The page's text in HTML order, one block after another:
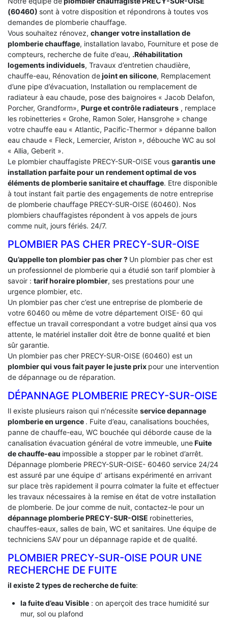
(60460) sont à votre disposition et répondrons à toutes vos
demandes de plomberie chauffage.
Vous souhaitez rénovez, changer votre installation de
plomberie chauffage, installation lavabo, Fourniture et pose de
compteurs, recherche de fuite d’eau, .Réhabilitation
logements individuels, Travaux d’entretien chaudière,
chauffe-eau, Rénovation dejoint en silicone, Remplacement
d’une pipe d’évacuation, Installation ou remplacement de
radiateur à eau chaude, pose des baignoires « Jacob Delafon,
Porcher, Grandform», Purge et contrôle radiateurs , remplace
les robinetteries « Grohe, Ramon Soler, Hansgrohe » change
votre chauffe eau « Atlantic, Pacific-Thermor » dépanne ballon
eau chaude « Fleck, Lemercier, Ariston », débouche WC au sol
« Allia, Geberit ».
Le plombier chauffagiste PRECY-SUR-OISE vous garantis une
installation parfaite pour un rendement optimal de vos
éléments de plomberie sanitaire et chauffage. Etre disponible
à tout instant fait partie des engagements de notre entreprise
de plomberie chauffage PRECY-SUR-OISE (60460). Nos
plombiers chauffagistes répondent à vos appels de jours
comme nuit, jours fériés. 24/7.
PLOMBIER PAS CHER PRECY-SUR-OISE
Qu’appelle ton plombier pas cher ? Un plombier pas cher est
un professionnel de plomberie qui a étudié son tarif plombier à
savoir : tarif horaire plombier, ses prestations pour une
urgence plombier, etc.
Un plombier pas cher c’est une entreprise de plomberie de
votre 60460 ou même de votre département OISE- 60 qui
effectue un travail correspondant a votre budget ainsi qua vos
attente, le matériel installer doit être de bonne qualité et bien
sûr garantie.
Un plombier pas cher PRECY-SUR-OISE (60460) est un
plombier qui vous fait payer le juste prix pour une intervention
de dépannage ou de réparation.
DÉPANNAGE PLOMBERIE PRECY-SUR-OISE
Il existe plusieurs raison qui n’nécessite service depannage
plomberie en urgence . Fuite d’eau, canalisations bouchées,
panne de chauffe-eau, WC bouchée qui déborde cause de la
canalisation évacuation général de votre immeuble, uneFuite
de chauffe-eau impossible a stopper par le robinet d’arrêt.
Dépannage plomberie PRECY-SUR-OISE- 60460 service 24/24
est assuré par une équipe d’ artisans expérimenté en arrivant
sur place très rapidement il pourra colmater la fuite et effectuer
les travaux nécessaires à la remise en état de votre installation
de plomberie. De jour comme de nuit, contactez-le pour un
dépannage plomberie PRECY-SUR-OISE robinetteries,
chauffes-eaux, salles de bain, WC et sanitaires. Une équipe de
techniciens SAV pour un dépannage rapide et de qualité.
PLOMBIER PRECY-SUR-OISE POUR UNE
RECHERCHE DE FUITE
il existe 2 types de recherche de fuite:
la fuite d’eau Visible: on aperçoit des trace humidité sur
mur, sol ou plafond